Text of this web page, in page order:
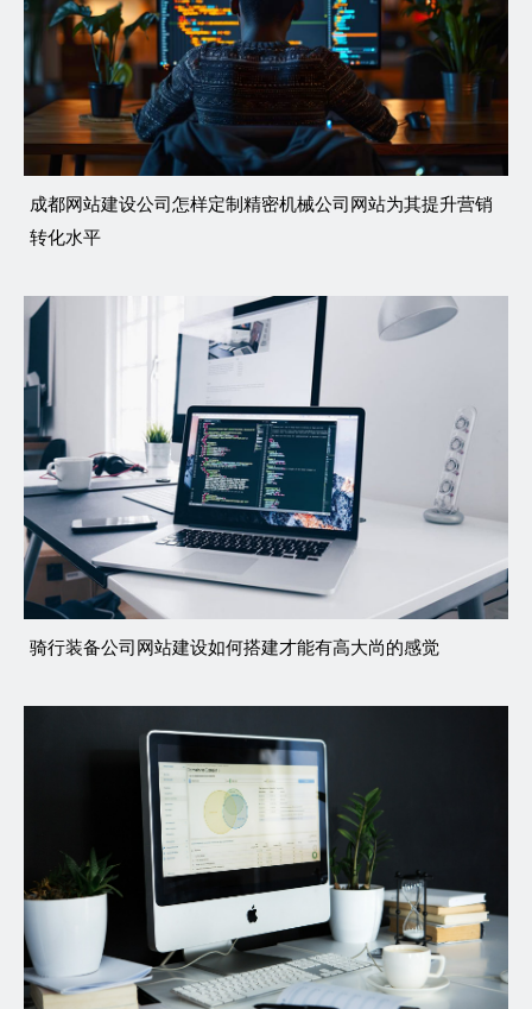
成都网站建设公司怎样定制精密机械公司网站为其提升营销
转化水平
骑行装备公司网站建设如何搭建才能有高大尚的感觉